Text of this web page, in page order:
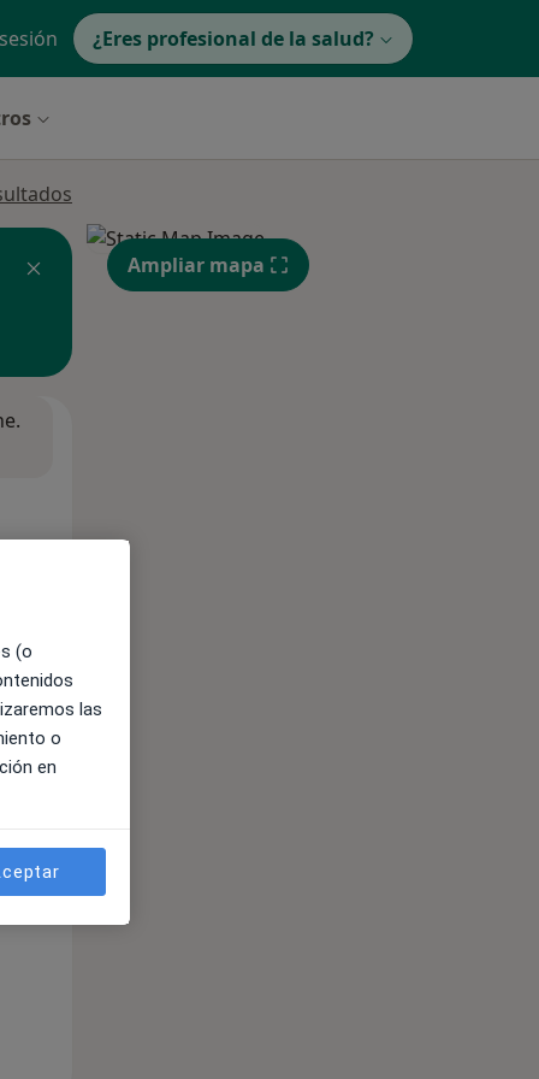
¿Eres profesional de la salud?
Ampliar mapa
(o
las
o
en